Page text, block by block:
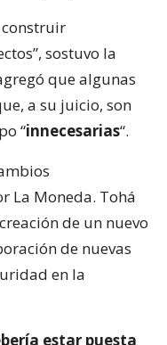
sostuvo la
que algunas
a su juicio, son
“innecesarias“.
La Moneda. Tohá
de un nuevo
de nuevas
en la
estar puesta